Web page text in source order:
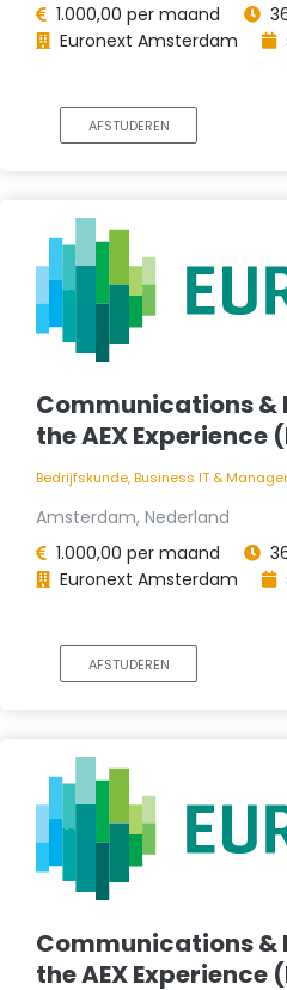
1.000,00 per maand
Euronext Amsterdam
AFSTUDEREN
Communications &
the AEX
Bedrijfskunde, Business IT &
Amsterdam, Nederland
1.000,00 per maand
Euronext Amsterdam
AFSTUDEREN
Communications &
the AEX